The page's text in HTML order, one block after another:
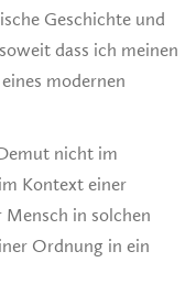
Geschichte und
dass ich meinen
modernen
nicht im
Kontext einer
Mensch in solchen
Ordnung in ein